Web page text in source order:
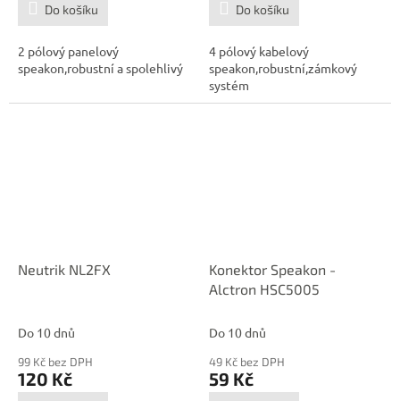
Do košíku
2 pólový panelový
speakon,robustní a spolehlivý
Do košíku
4 pólový kabelový
speakon,robustní,zámkový
systém
Neutrik NL2FX
Do 10 dnů
99 Kč bez DPH
120 Kč
Konektor Speakon -
Alctron HSC5005
Do 10 dnů
49 Kč bez DPH
59 Kč